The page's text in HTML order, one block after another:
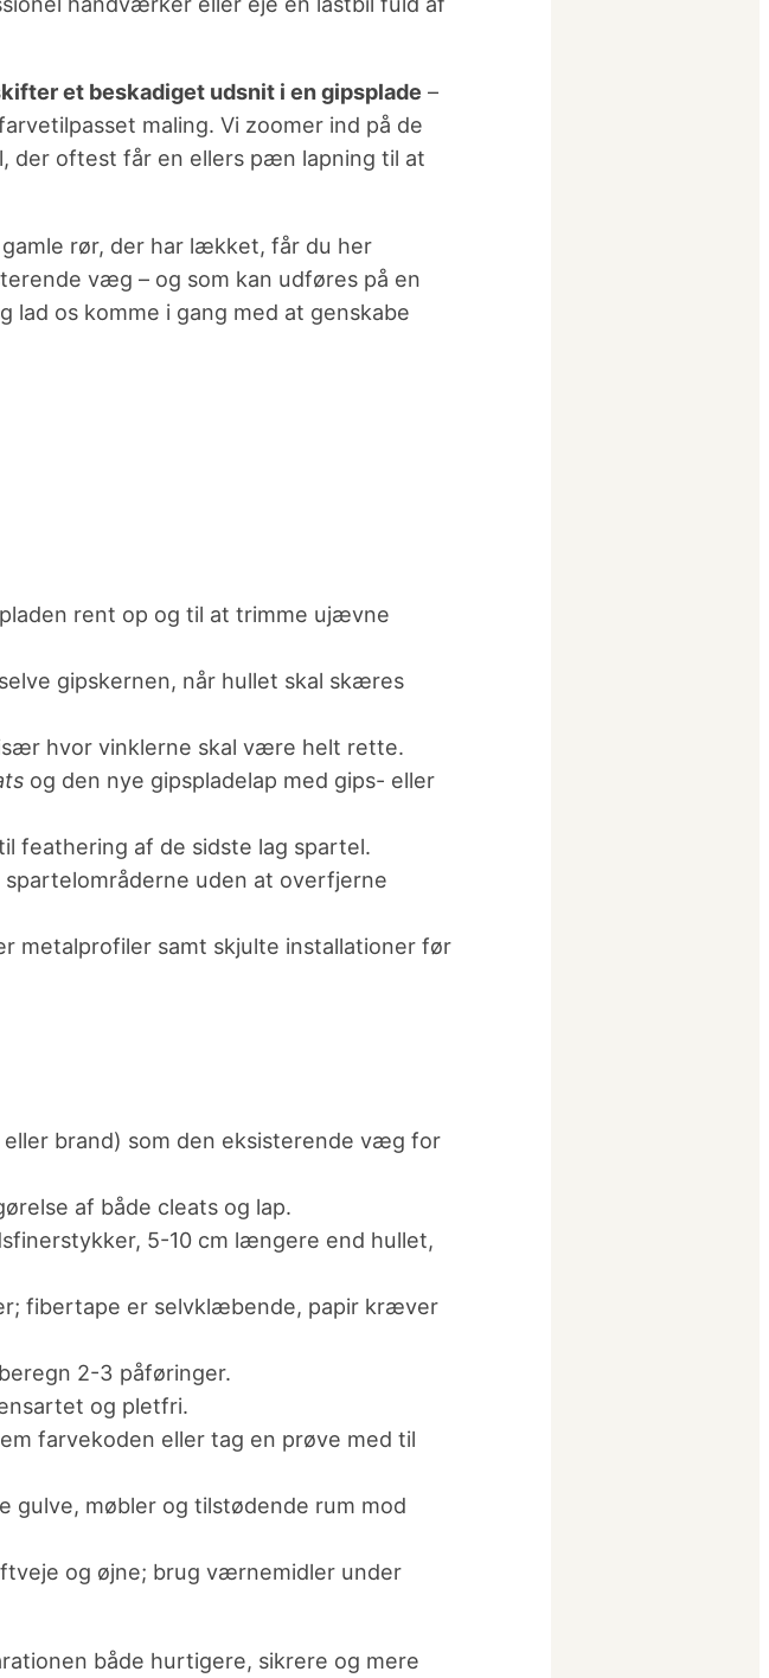
et beskadiget udsnit i en gipsplade –
maling. Vi zoomer ind på de
der oftest får en ellers pæn lapning til at
rør, der har lækket, får du her
væg – og som kan udføres på en
os komme i gang med at genskabe
rent op og til at trimme ujævne
gipskernen, når hullet skal skæres
hvor vinklerne skal være helt rette.
og den nye gipspladelap med gips- eller
feathering af de sidste lag spartel.
uden at overfjerne
metalprofiler samt skjulte installationer før
brand) som den eksisterende væg for
af både cleats og lap.
5-10 cm længere end hullet,
fibertape er selvklæbende, papir kræver
2-3 påføringer.
og pletfri.
farvekoden eller tag en prøve med til
gulve, møbler og tilstødende rum mod
og øjne; brug værnemidler under
både hurtigere, sikrere og mere